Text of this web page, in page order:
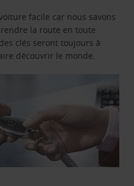
facile car nous savons
la route en toute
clés seront toujours à
découvrir le monde.